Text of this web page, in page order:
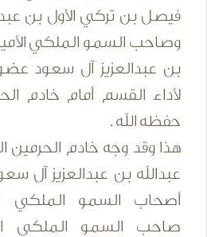
فيصل بن تركي الأول بن
وصاحب السمو الملكي
بن عبدالعزيز آل سعود
لأداء القسم أمام خادم
حفظه الله .
هذا وقد وجه خادم الحرمين
عبدالله بن عبدالعزيز آل
أصحاب السمو الملكي
صاحب السمو الملكي